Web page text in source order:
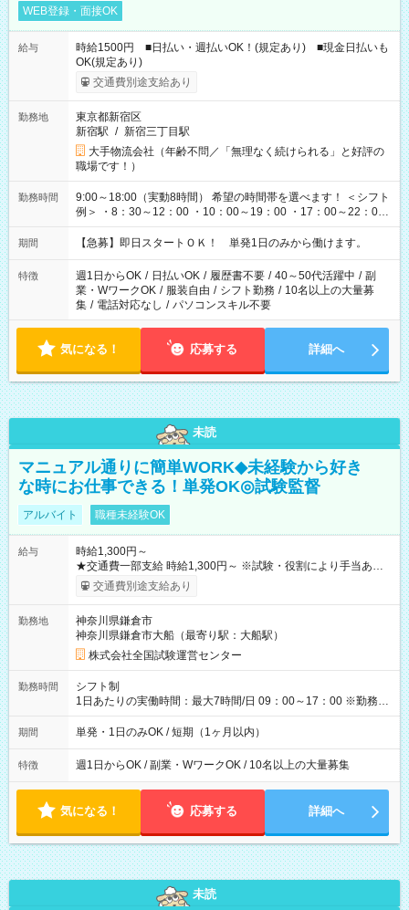
WEB登録・面接OK
給与
時給1500円 ■日払い・週払いOK！(規定あり) ■現金日払いも
OK(規定あり)
交通費別途支給あり
勤務地
東京都新宿区
新宿駅 / 新宿三丁目駅
大手物流会社（年齢不問／「無理なく続けられる」と好評の
職場です！）
勤務時間
9:00～18:00（実動8時間） 希望の時間帯を選べます！ ＜シフト
例＞ ・8：30～12：00 ・10：00～19：00 ・17：00～22：00
・13：00～22：00 ・22：00～翌6：00 など
期間 【急募】即日スタートＯＫ！ 単発1日のみから働けます。
特徴 週1日からOK / 日払いOK / 履歴書不要 / 40～50代活躍中 / 副
業・WワークOK / 服装自由 / シフト勤務 / 10名以上の大量募
集 / 電話対応なし / パソコンスキル不要
気になる！ 応募する 詳細へ
未読
マニュアル通りに簡単WORK◆未経験から好き
な時にお仕事できる！単発OK◎試験監督
アルバイト 職種未経験OK
給与
時給1,300円～
★交通費一部支給 時給1,300円～ ※試験・役割により手当あり
※勤務回数により昇給あり 【即給（前払い）オプションあ
り！】 希望される場合、勤務から1週間ほどで給与の一部を受け
例】 ・河合塾模擬試験 8:30～17:30（休憩1時間） 時給1,300円
×8時間＝日収10,400円＋交通費 ※当日の役割により時給＋100
円の場合あり ・国家試験 7:00～13:30（休憩なし） 時給1,300
円（役割手当＋100円）×6時間＝日収8,400円＋交通費 【試用期
間】試用期間なし
交通費別途支給あり
勤務地
神奈川県鎌倉市
神奈川県鎌倉市大船（最寄り駅：大船駅）
株式会社全国試験運営センター
勤務時間
シフト制
1日あたりの実働時間：最大7時間/日 09：00～17：00 ※勤務時
間は 試験により異なります。
期間 単発・1日のみOK / 短期（1ヶ月以内）
特徴 週1日からOK / 副業・WワークOK / 10名以上の大量募集
気になる！ 応募する 詳細へ
未読